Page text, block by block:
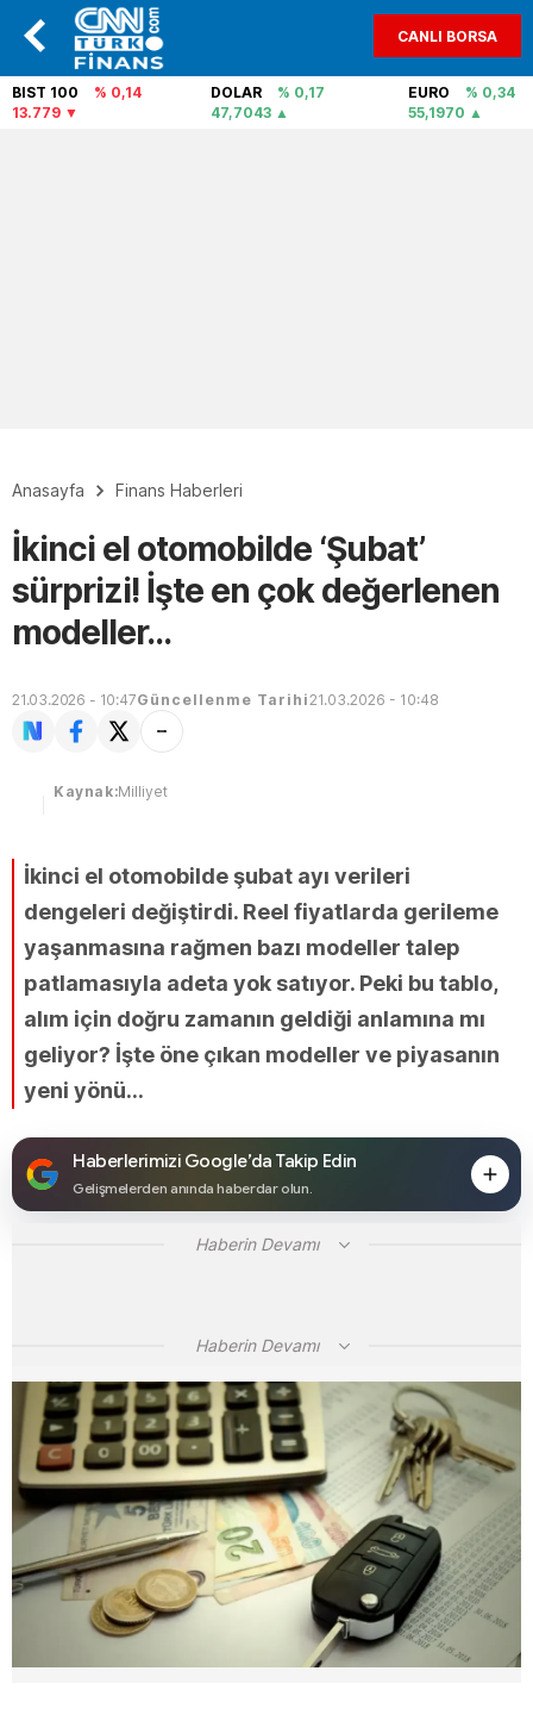
CANLI BORSA
BIST 100
% 0,14
13.779
DOLAR
% 0,17
47,7043
EURO
% 0,34
55,1970
Anasayfa Finans Haberleri
İkinci el otomobilde ‘Şubat’
sürprizi! İşte en çok değerlenen
modeller…
21.03.2026 - 10:47Güncellenme Tarihi21.03.2026 - 10:48
Kaynak:Milliyet
İkinci el otomobilde şubat ayı verileri
dengeleri değiştirdi. Reel fiyatlarda gerileme
yaşanmasına rağmen bazı modeller talep
patlamasıyla adeta yok satıyor. Peki bu tablo,
alım için doğru zamanın geldiği anlamına mı
geliyor? İşte öne çıkan modeller ve piyasanın
yeni yönü…
Haberlerimizi Google’da Takip Edin
Gelişmelerden anında haberdar olun.
Haberin Devamı
Haberin Devamı